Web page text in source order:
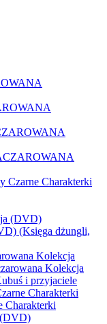
Czarne Charakterki
(DVD)
(Księga dżungli,
Kolekcja
Kolekcja
i przyjaciele
Charakterki
Charakterki
(DVD)